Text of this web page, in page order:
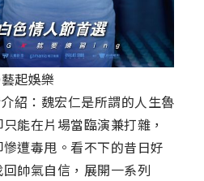
起娛樂
：魏宏仁是所謂的人生魯
能在片場當臨演兼打雜，
遭毒甩。看不下的昔日好
帥氣自信，展開一系列